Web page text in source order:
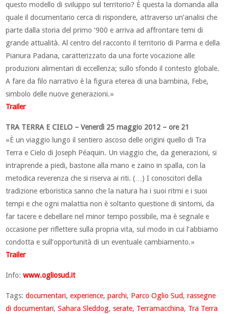
questo modello di sviluppo sul territorio? È questa la domanda alla
quale il documentario cerca di rispondere, attraverso un’analisi che
parte dalla storia del primo ‘900 e arriva ad affrontare temi di
grande attualità. Al centro del racconto il territorio di Parma e della
Pianura Padana, caratterizzato da una forte vocazione alle
produzioni alimentari di eccellenza; sullo sfondo il contesto globale.
A fare da filo narrativo è la figura eterea di una bambina, Febe,
simbolo delle nuove generazioni.»
Trailer
TRA TERRA E CIELO – Venerdì 25 maggio 2012 – ore 21
«È un viaggio lungo il sentiero ascoso delle origini quello di Tra
Terra e Cielo di Joseph Péaquin. Un viaggio che, da generazioni, si
intraprende a piedi, bastone alla mano e zaino in spalla, con la
metodica reverenza che si riserva ai riti. (…) I conoscitori della
tradizione erboristica sanno che la natura ha i suoi ritmi e i suoi
tempi e che ogni malattia non è soltanto questione di sintomi, da
far tacere e debellare nel minor tempo possibile, ma è segnale e
occasione per riflettere sulla propria vita, sul modo in cui l’abbiamo
condotta e sull’opportunità di un eventuale cambiamento.»
Trailer
Info:www.ogliosud.it
Tags:documentari,experience,parchi, Parco Oglio Sud,rassegne
di documentari,Sahara Sleddog,serate, Terramacchina, Tra Terra